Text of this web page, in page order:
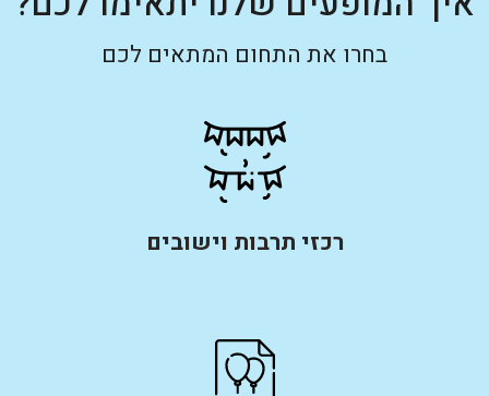
בחרו את התחום המתאים לכם
רכזי תרבות וישובים